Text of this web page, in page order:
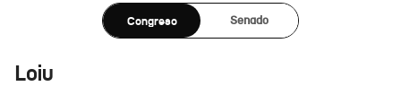
Congreso Senado
Loiu